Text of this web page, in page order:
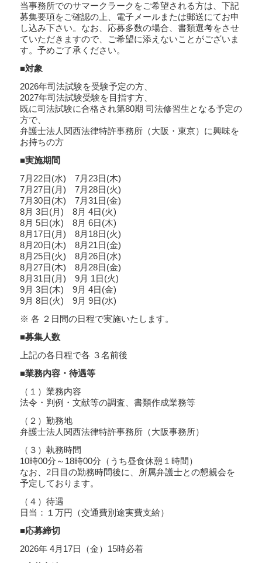
当事務所でのサマークラークをご希望される方は、下記
募集要項をご確認の上、電子メールまたは郵送にてお申
し込み下さい。なお、応募多数の場合、書類選考をさせ
ていただきますので、ご希望に添えないことがございま
す。予めご了承ください。
■対象
2026年司法試験を受験予定の方、
2027年司法試験受験を目指す方、
既に司法試験に合格され第80期 司法修習生となる予定の
方で、
弁護士法人関西法律特許事務所（大阪・東京）に興味を
お持ちの方
■実施期間
7月22日(水) 7月23日(木)
7月27日(月) 7月28日(火)
7月30日(木) 7月31日(金)
8月 3日(月) 8月 4日(火)
8月 5日(水) 8月 6日(木)
8月17日(月) 8月18日(火)
8月20日(木) 8月21日(金)
8月25日(火) 8月26日(水)
8月27日(木) 8月28日(金)
8月31日(月) 9月 1日(火)
9月 3日(木) 9月 4日(金)
9月 8日(火) 9月 9日(水)
※ 各 ２日間の日程で実施いたします。
■募集人数
上記の各日程で各 ３名前後
■業務内容・待遇等
（１）業務内容
法令・判例・文献等の調査、書類作成業務等
（２）勤務地
弁護士法人関西法律特許事務所（大阪事務所）
（３）執務時間
10時00分～18時00分（うち昼食休憩１時間）
なお、2日目の勤務時間後に、所属弁護士との懇親会を
予定しております。
（４）待遇
日当：１万円（交通費別途実費支給）
■応募締切
2026年 4月17日（金）15時必着